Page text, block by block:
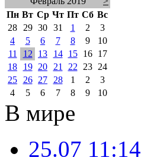
Пн Вт Ср Чт Пт Сб Вс
28
29 30 31 1 2
3
4
5 6 7 8 9
10
11
12 13 14 15 16
17
18
19 20 21 22 23
24
25
26 27 28 1 2
3
4
5 6 7 8 9 10
В мире
25.07 11:14